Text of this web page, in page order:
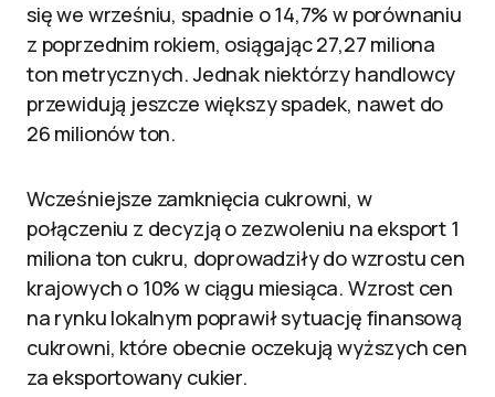
się we wrześniu, spadnie o 14,7% w porównaniu
z poprzednim rokiem, osiągając 27,27 miliona
ton metrycznych. Jednak niektórzy handlowcy
przewidują jeszcze większy spadek, nawet do
26 milionów ton.
Wcześniejsze zamknięcia cukrowni, w
połączeniu z decyzją o zezwoleniu na eksport 1
miliona ton cukru, doprowadziły do wzrostu cen
krajowych o 10% w ciągu miesiąca. Wzrost cen
na rynku lokalnym poprawił sytuację finansową
cukrowni, które obecnie oczekują wyższych cen
za eksportowany cukier.